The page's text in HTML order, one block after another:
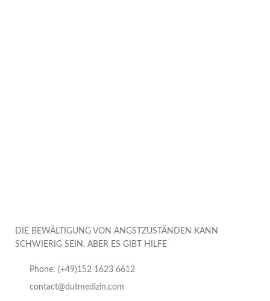
DIE BEWÄLTIGUNG VON ANGSTZUSTÄNDEN KANN
SCHWIERIG SEIN, ABER ES GIBT HILFE
Phone: (+49)152 1623 6612
contact@dutmedizin.com